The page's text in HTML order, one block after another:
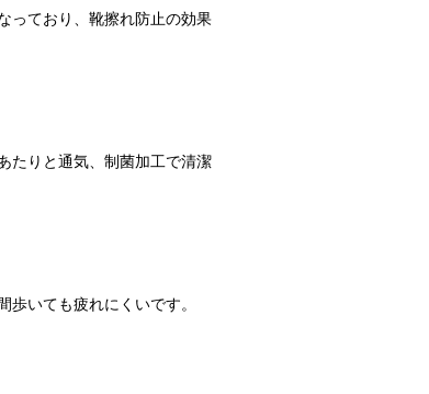
っており、靴擦れ防止の効果
たりと通気、制菌加工で清潔
いても疲れにくいです。